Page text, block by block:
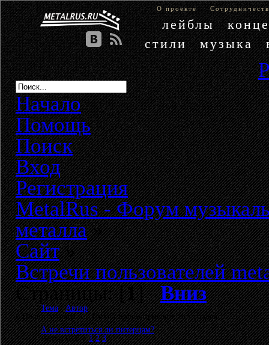
О проекте
лейблы
стили
музыка
Начало
Помощь
Поиск
Вход
Регистрация
MetalRus - Форум
металла»
Сайт»
Встречи пользователей
Страницы: [1]Вниз
Тема/Автор
0 Пользователей и 2 Гостей просматривают этот раздел.
А не встретиться ли питерцам?
Автор GIB«1 2 3»